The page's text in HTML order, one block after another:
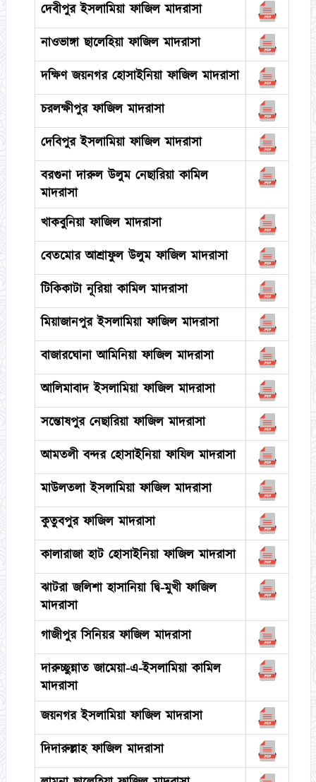
দেবীপুর ইসলামিয়া ফাজিল মাদরাসা
নাওভাঙ্গা ছালেহিয়া ফাজিল মাদরাসা
দক্ষিণ জয়নগর হোসাইনিয়া ফাজিল মাদরাসা
চরলক্ষীপুর ফাজিল মাদরাসা
দেবিপুর ইসলামিয়া ফাজিল মাদরাসা
বরগুনা দারুল উলুম নেছারিয়া কামিল
মাদরাসা
খাকবুনিয়া ফাজিল মাদরাসা
বেতমোর আশ্রাফুল উলুম ফাজিল মাদরাসা
টিকিকাটা নূরিয়া কামিল মাদরাসা
মিয়াজানপুর ইসলামিয়া ফাজিল মাদরাসা
বাজারঘোনা আমিনিয়া ফাজিল মাদরাসা
আলিমাবাদ ইসলামিয়া ফাজিল মাদরাসা
সন্তোষপুর নেছারিয়া ফাজিল মাদরাসা
আমতলী বন্দর হোসাইনিয়া ফাযিল মাদরাসা
মাউলতলা ইসলামিয়া ফাজিল মাদরাসা
কুতুবপুর ফাজিল মাদরাসা
কালারাজা হাট হোসাইনিয়া ফাজিল মাদরাসা
ঝাটরা জলিশা হাসানিয়া দ্বি-মুখী ফাজিল
মাদরাসা
গাজীপুর সিনিয়র ফাজিল মাদরাসা
দারুচ্ছুন্নাত জামেয়া-এ-ইসলামিয়া কামিল
মাদরাসা
জয়নগর ইসলামিয়া ফাজিল মাদরাসা
দিদারুল্লাহ ফাজিল মাদরাসা